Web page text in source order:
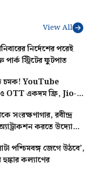
View All
নির্দেশের পরেই
স্ট্রিটের ফুটপাত
চমক! YouTube
OTT একদম ফ্রি, Jio-র
সুবিধা
সংরক্ষণাগার, রবীন্দ্র
করতে উদ্যোগী
পশ্চিমবঙ্গ জেগে উঠবে’,
কল্যাণের